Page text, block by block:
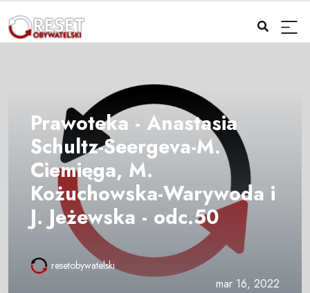
Prawoteka - Anastasia
Schultz-Seergeva-M.
Ciemięga, M.
Kożuchowska-Warywoda i
J. Jeżewska - odc.50
resetobywatelski
mar 16, 2022